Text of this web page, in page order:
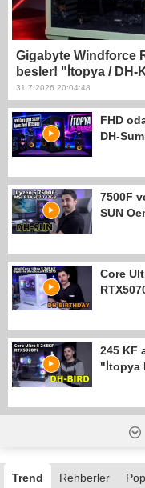
Gigabyte Windforce
besler! "İtopya / DH-
31.7.2026 20:04:48
FHD
DH-
7500F
SUN
Core
245 KF
"İtopya
Trend Rehberler